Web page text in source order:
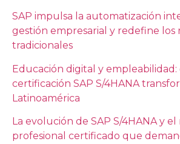
SAP impulsa la automatización
gestión empresarial y redefine los
tradicionales
Educación digital y empleabilidad:
certificación SAP S/4HANA
Latinoamérica
La evolución de SAP S/4HANA y
profesional certificado que